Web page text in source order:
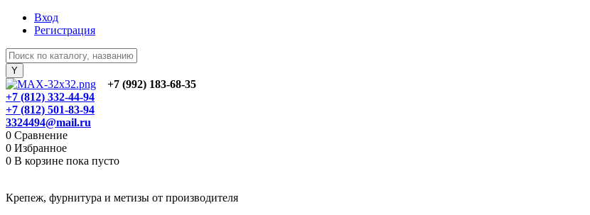
Вход
Регистрация
+7 (992) 183-68-35
+7 (812) 332-44-94
+7 (812) 501-83-94
3324494@mail.ru
0 Сравнение
0 Избранное
0 В корзине пока пусто
Крепеж, фурнитура и метизы от производителя